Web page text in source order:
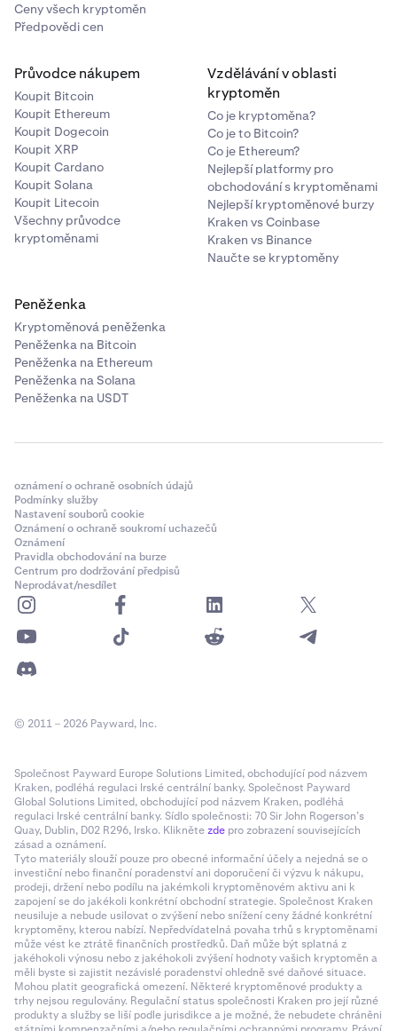
Ceny všech kryptoměn
Předpovědi cen
Průvodce nákupem
Koupit Bitcoin
Koupit Ethereum
Koupit Dogecoin
Koupit XRP
Koupit Cardano
Koupit Solana
Koupit Litecoin
Všechny průvodce
kryptoměnami
Vzdělávání v oblasti
kryptoměn
Co je kryptoměna?
Co je to Bitcoin?
Co je Ethereum?
Nejlepší platformy pro
obchodování s kryptoměnami
Nejlepší kryptoměnové burzy
Kraken vs Coinbase
Kraken vs Binance
Naučte se kryptoměny
Peněženka
Kryptoměnová peněženka
Peněženka na Bitcoin
Peněženka na Ethereum
Peněženka na Solana
Peněženka na USDT
oznámení o ochraně osobních údajů
Podmínky služby
Nastavení souborů cookie
Oznámení o ochraně soukromí uchazečů
Oznámení
Pravidla obchodování na burze
Centrum pro dodržování předpisů
Neprodávat/nesdílet
© 2011 – 2026 Payward, Inc.
Společnost Payward Europe Solutions Limited, obchodující pod názvem
Kraken, podléhá regulaci Irské centrální banky. Společnost Payward
Global Solutions Limited, obchodující pod názvem Kraken, podléhá
regulaci Irské centrální banky. Sídlo společnosti: 70 Sir John Rogerson’s
Quay, Dublin, D02 R296, Irsko. Kliknětezde pro zobrazení souvisejících
zásad a oznámení.
Tyto materiály slouží pouze pro obecné informační účely a nejedná se o
investiční nebo finanční poradenství ani doporučení či výzvu k nákupu,
prodeji, držení nebo podílu na jakémkoli kryptoměnovém aktivu ani k
zapojení se do jakékoli konkrétní obchodní strategie. Společnost Kraken
neusiluje a nebude usilovat o zvýšení nebo snížení ceny žádné konkrétní
kryptoměny, kterou nabízí. Nepředvídatelná povaha trhů s kryptoměnami
může vést ke ztrátě finančních prostředků. Daň může být splatná z
jakéhokoli výnosu nebo z jakéhokoli zvýšení hodnoty vašich kryptoměn a
měli byste si zajistit nezávislé poradenství ohledně své daňové situace.
Mohou platit geografická omezení. Některé kryptoměnové produkty a
trhy nejsou regulovány. Regulační status společnosti Kraken pro její různé
produkty a služby se liší podle jurisdikce a je možné, že nebudete chráněni